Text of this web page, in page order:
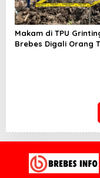
Makam di TPU
Brebes Digali Orang